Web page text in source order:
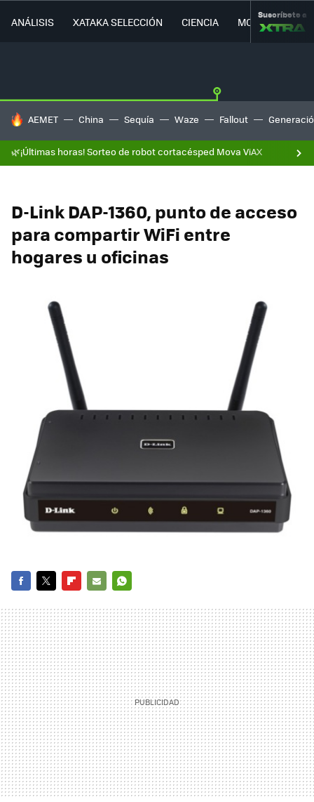
ANÁLISIS XATAKA SELECCIÓN CIENCIA MOVILIDAD
Suscríbete a
HOY SE HABLA DE
AEMET China Sequía Waze Fallout
🌿¡Últimas horas! Sorteo de robot cortacésped Mova ViAX
D-Link DAP-1360, punto de acceso
para compartir WiFi entre
hogares u oficinas
MAIL